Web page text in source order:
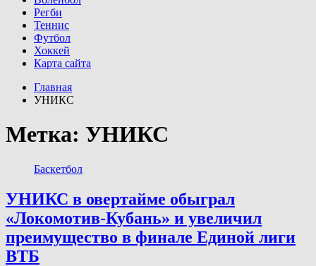
Регби
Теннис
Футбол
Хоккей
Карта сайта
Главная
УНИКС
Метка: УНИКС
Баскетбол
УНИКС в овертайме обыграл
«Локомотив-Кубань» и увеличил
преимущество в финале Единой лиги
ВТБ